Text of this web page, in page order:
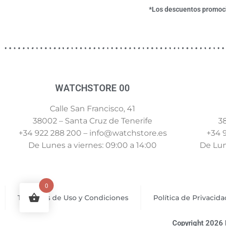
*Los descuentos
WATCHSTORE 00
Calle San Francisco, 41
38002 – Santa Cruz de Tenerife
+34 922 288 200 – info@watchstore.es
De Lunes a viernes: 09:00 a 14:00
+34
De
Términos de Uso y Condiciones Política de
Copyright 2026
0